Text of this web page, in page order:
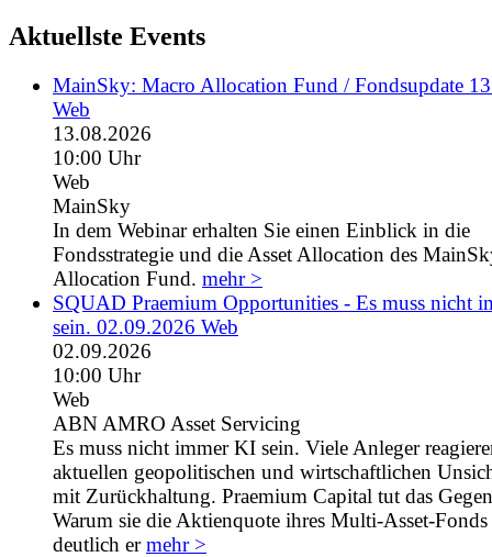
Aktuellste Events
MainSky: Macro Allocation Fund / Fondsupdate
Web
13.08.2026
10:00 Uhr
Web
MainSky
In dem Webinar erhalten Sie einen Einblick in die
Fondsstrategie und die Asset Allocation des
Allocation Fund. mehr >
SQUAD Praemium Opportunities - Es muss nicht
sein. 02.09.2026 Web
02.09.2026
10:00 Uhr
Web
ABN AMRO Asset Servicing
Es muss nicht immer KI sein. Viele Anleger
aktuellen geopolitischen und wirtschaftlichen
mit Zurückhaltung. Praemium Capital tut das
Warum sie die Aktienquote ihres Multi-Asset-Fonds
deutlich ermehr >